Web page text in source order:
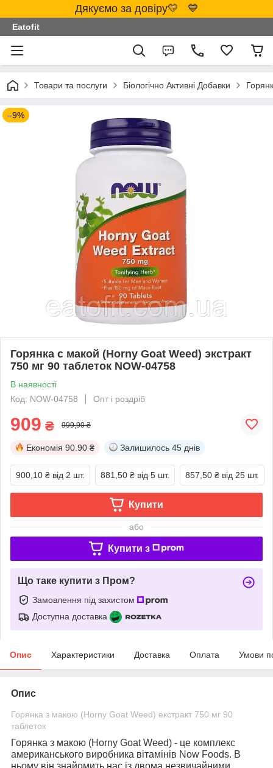
Дякуємо за довіру💛 💙
Eatofit
Товари та послуги Біологічно Активні Добавки
–9%
Горянка с макой (Horny Goat Weed) экстракт
750 мг 90 таблеток NOW-04758
В наявності
Код: NOW-04758
Опт і роздріб
909 ₴ 999,90 ₴
Економія 90.90 ₴ Залишилось 45 днів
900,10 ₴ від 2 шт. 881,50 ₴ від 5 шт. 857,50 ₴ від 25 шт.
Купити
або
Купити з
Що таке купити з Пром?
Замовлення під захистом
Доступна доставка
Опис Характеристики Доставка Оплата Умови
Опис
Горянка з макою (Horny Goat Weed) екстракт 750 мг 90
таблеток
Горянка з макою (Horny Goat Weed) - це комплекс
американського виробника вітамінів Now Foods. В
ньому він знайомить нас із двома незвичайними